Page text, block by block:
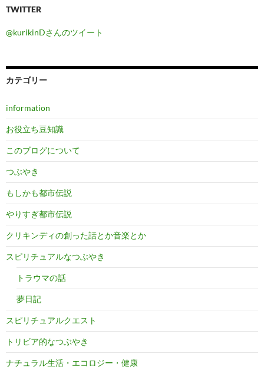
TWITTER
@kurikinDさんのツイート
カテゴリー
information
お役立ち豆知識
このブログについて
つぶやき
もしかも都市伝説
やりすぎ都市伝説
クリキンディの創った話とか音楽とか
スピリチュアルなつぶやき
トラウマの話
夢日記
スピリチュアルクエスト
トリビア的なつぶやき
ナチュラル生活・エコロジー・健康